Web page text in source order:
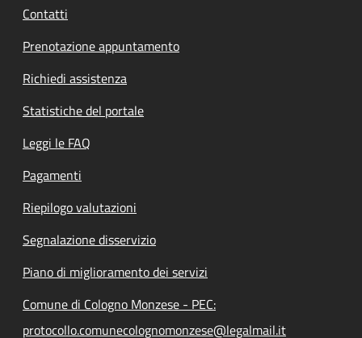
Contatti
Prenotazione appuntamento
Richiedi assistenza
Statistiche del portale
Leggi le FAQ
Pagamenti
Riepilogo valutazioni
Segnalazione disservizio
Piano di miglioramento dei servizi
Comune di Cologno Monzese - PEC:
protocollo.comunecolognomonzese@legalmail.it